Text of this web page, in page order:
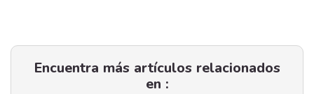
Encuentra más artículos relacionados
en :